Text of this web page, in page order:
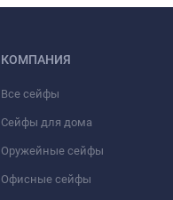
КОМПАНИЯ
Все сейфы
Сейфы для дома
Оружейные сейфы
Офисные сейфы